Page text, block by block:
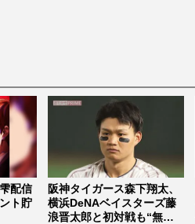
配信
ト貯
阪神タイガース森下翔太、
横浜DeNAベイスターズ藤
浪晋太郎と初対戦も“無気